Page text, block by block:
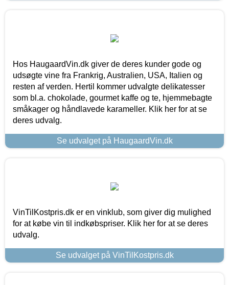
Hos HaugaardVin.dk giver de deres kunder gode og
udsøgte vine fra Frankrig, Australien, USA, Italien og
resten af verden. Hertil kommer udvalgte delikatesser
som bl.a. chokolade, gourmet kaffe og te, hjemmebagte
småkager og håndlavede karameller. Klik her for at se
deres udvalg.
Se udvalget på HaugaardVin.dk
VinTilKostpris.dk er en vinklub, som giver dig mulighed
for at købe vin til indkøbspriser. Klik her for at se deres
udvalg.
Se udvalget på VinTilKostpris.dk